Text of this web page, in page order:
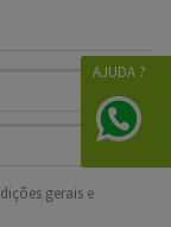
gerais e
AJUDA ?